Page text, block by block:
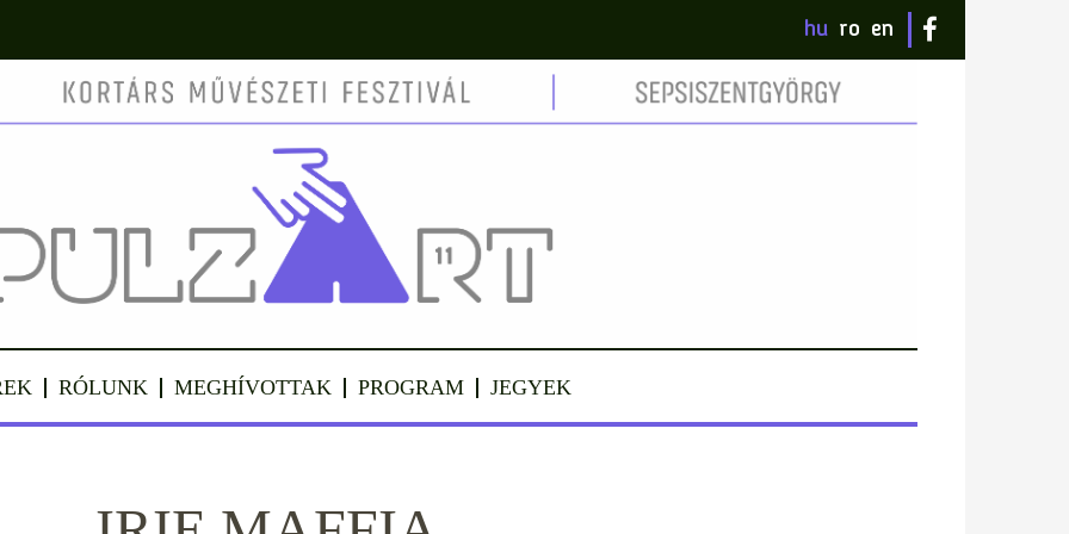
hu ro en
RÓLUNK MEGHÍVOTTAK PROGRAM JEGYEK